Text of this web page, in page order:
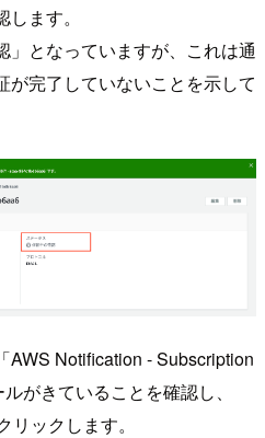
ます。
」となっていますが、これは通
が完了していないことを示して
AWS Notification - Subscription
がきていることを確認し、
リックします。